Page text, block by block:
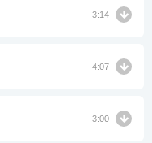
3:14
4:07
3:00